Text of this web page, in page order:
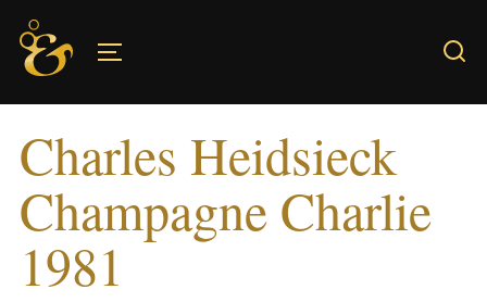
Skip
content
Charles Heidsieck
Champagne Charlie
1981